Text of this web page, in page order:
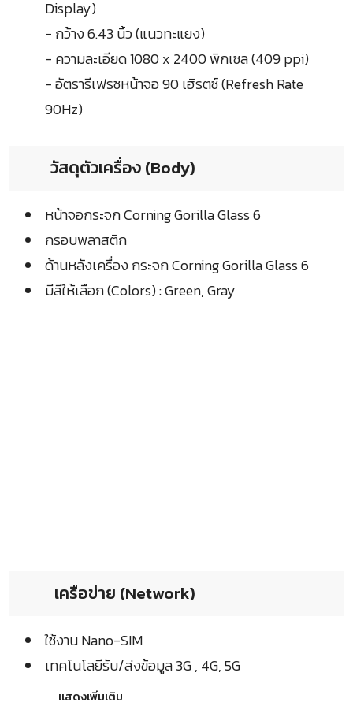
Display)
- กว้าง 6.43 นิ้ว (แนวทะแยง)
- ความละเอียด 1080 x 2400 พิกเซล (409 ppi)
- อัตรารีเฟรชหน้าจอ 90 เฮิรตซ์ (Refresh Rate
90Hz)
วัสดุตัวเครื่อง (Body)
หน้าจอกระจก Corning Gorilla Glass 6
กรอบพลาสติก
ด้านหลังเครื่อง กระจก Corning Gorilla Glass 6
มีสีให้เลือก (Colors) : Green, Gray
เครือข่าย (Network)
ใช้งาน Nano-SIM
เทคโนโลยีรับ/ส่งข้อมูล 3G , 4G, 5G
แสดงเพิ่มเติม